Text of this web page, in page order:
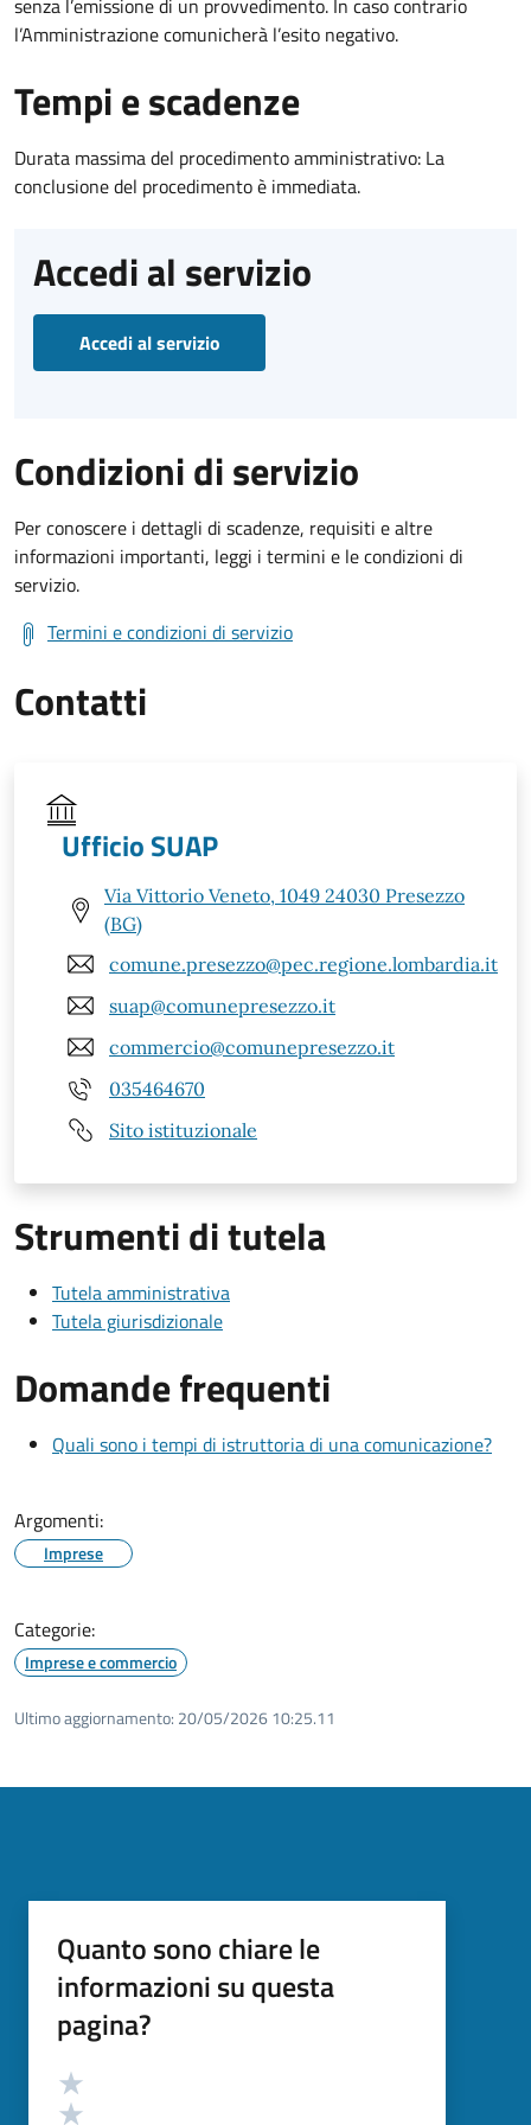
senza l’emissione di un provvedimento. In caso contrario
l’Amministrazione comunicherà l’esito negativo.
Tempi e scadenze
Durata massima del procedimento amministrativo: La
conclusione del procedimento è immediata.
Accedi al servizio
Accedi al servizio
Condizioni di servizio
Per conoscere i dettagli di scadenze, requisiti e altre
informazioni importanti, leggi i termini e le condizioni di
servizio.
Termini e condizioni di servizio
Contatti
Ufficio SUAP
Via Vittorio Veneto, 1049 24030 Presezzo
(BG)
comune.presezzo@pec.regione.lombardia.it
suap@comunepresezzo.it
commercio@comunepresezzo.it
035464670
Sito istituzionale
Strumenti di tutela
Tutela amministrativa
Tutela giurisdizionale
Domande frequenti
Quali sono i tempi di istruttoria di una comunicazione?
Argomenti:
Imprese
Categorie:
Imprese e commercio
Ultimo aggiornamento: 20/05/2026 10:25.11
Quanto sono chiare le
informazioni su questa
pagina?
Valutazione